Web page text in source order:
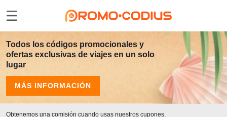
Todos los códigos promocionales y
ofertas exclusivas de viajes en un solo
lugar
MÁS INFORMACIÓN
Obtenemos una comisión cuando usas nuestros cupones.